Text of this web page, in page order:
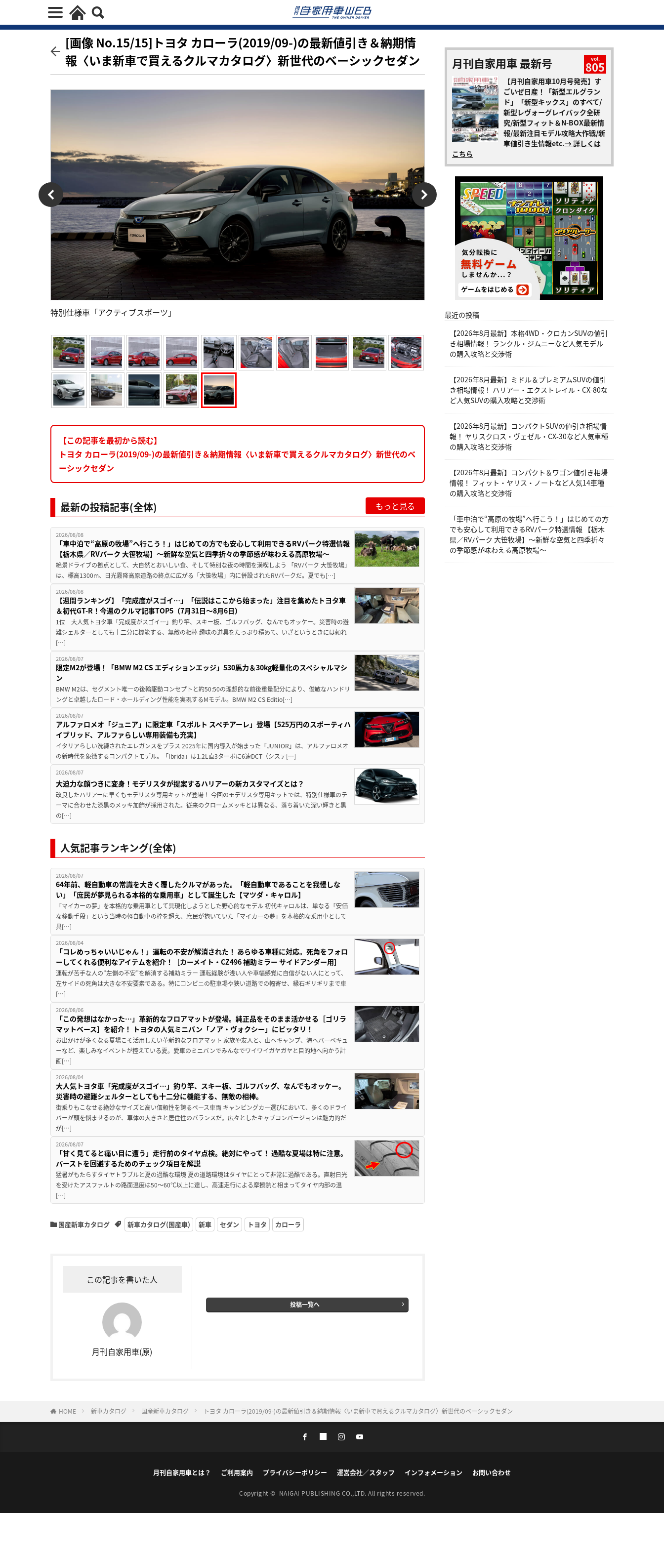
[画像 No.15/15]トヨタ カローラ(2019/09-)の最新値引き＆納期情
報〈いま新車で買えるクルマカタログ〉新世代のベーシックセダン
特別仕様車「アクティブスポーツ」
【この記事を最初から読む】
トヨタ カローラ(2019/09-)の最新値引き＆納期情報〈いま新車で買えるクルマカタログ〉新世代のベ
ーシックセダン
最新の投稿記事(全体) もっと見る
2026/08/08
「車中泊で“高原の牧場”へ行こう！」はじめての方でも安心して利用できるRVパーク特選情報
【栃木県／RVパーク 大笹牧場】～新鮮な空気と四季折々の季節感が味わえる高原牧場～
絶景ドライブの拠点として、大自然とおいしい食、そして特別な夜の時間を満喫しよう 「RVパーク 大笹牧場」
は、標高1300m、日光霧降高原道路の終点に広がる「大笹牧場」内に併設されたRVパークだ。夏でも[…]
2026/08/08
【週間ランキング】「完成度がスゴイ…」「伝説はここから始まった」注目を集めたトヨタ車
＆初代GT-R！今週のクルマ記事TOP5（7月31日〜8月6日）
1位 大人気トヨタ車「完成度がスゴイ…」釣り竿、スキー板、ゴルフバッグ、なんでもオッケー。災害時の避
難シェルターとしても十二分に機能する、無敵の相棒 趣味の道具をたっぷり積めて、いざというときには頼れ
[…]
2026/08/07
限定M2が登場！「BMW M2 CS エディションエッジ」530馬力＆30kg軽量化のスペシャルマシ
ン
BMW M2は、セグメント唯一の後輪駆動コンセプトと約50:50の理想的な前後重量配分により、俊敏なハンドリ
ングと卓越したロード・ホールディング性能を実現するMモデル。BMW M2 CS Editio[…]
2026/08/07
アルファロメオ「ジュニア」に限定車「スポルト スペチアーレ」登場【525万円のスポーティハ
イブリッド、アルファらしい専用装備も充実】
イタリアらしい洗練されたエレガンスをプラス 2025年に国内導入が始まった「JUNIOR」は、アルファロメオ
の新時代を象徴するコンパクトモデル。「Ibrida」は1.2L直3ターボに6速DCT（システ[…]
2026/08/07
大迫力な顔つきに変身！モデリスタが提案するハリアーの新カスタマイズとは？
改良したハリアーに早くもモデリスタ専用キットが登場！ 今回のモデリスタ専用キットでは、特別仕様車のテ
ーマに合わせた漆黒のメッキ加飾が採用された。従来のクロームメッキとは異なる、落ち着いた深い輝きと黒
の[…]
人気記事ランキング(全体)
2026/08/07
64年前、軽自動車の常識を大きく覆したクルマがあった。「軽自動車であることを我慢しな
い」「庶民が夢見られる本格的な乗用車」として誕生した【マツダ・キャロル】
「マイカーの夢」を本格的な乗用車として具現化しようとした野心的なモデル 初代キャロルは、単なる「安価
な移動手段」という当時の軽自動車の枠を超え、庶民が抱いていた「マイカーの夢」を本格的な乗用車として
具[…]
2026/08/04
「コレめっちゃいいじゃん！」運転の不安が解消された！ あらゆる車種に対応。死角をフォロ
ーしてくれる便利なアイテムを紹介！［カーメイト・CZ496 補助ミラー サイドアンダー用］
運転が苦手な人の”左側の不安”を解消する補助ミラー 運転経験が浅い人や車幅感覚に自信がない人にとって、
左サイドの死角は大きな不安要素である。特にコンビニの駐車場や狭い道路での幅寄せ、縁石ギリギリまで車
[…]
2026/08/06
「この発想はなかった…」革新的なフロアマットが登場。純正品をそのまま活かせる［ゴリラ
マットベース］を紹介！ トヨタの人気ミニバン「ノア・ヴォクシー」にピッタリ！
お出かけが多くなる夏場こそ活用したい革新的なフロアマット 家族や友人と、山へキャンプ、海へバーベキュ
ーなど、楽しみなイベントが控えている夏。愛車のミニバンでみんなでワイワイガヤガヤと目的地へ向かう計
画[…]
2026/08/04
大人気トヨタ車「完成度がスゴイ…」釣り竿、スキー板、ゴルフバッグ、なんでもオッケー。
災害時の避難シェルターとしても十二分に機能する、無敵の相棒。
街乗りもこなせる絶妙なサイズと高い信頼性を誇るベース車両 キャンピングカー選びにおいて、多くのドライ
バーが頭を悩ませるのが、車体の大きさと居住性のバランスだ。広々としたキャブコンバージョンは魅力的だ
が[…]
2026/08/07
「甘く見てると痛い目に遭う」走行前のタイヤ点検。絶対にやって！ 過酷な夏場は特に注意。
バーストを回避するためのチェック項目を解説
猛暑がもたらすタイヤトラブルと夏の過酷な環境 夏の道路環境はタイヤにとって非常に過酷である。直射日光
を受けたアスファルトの路面温度は50〜60℃以上に達し、高速走行による摩擦熱と相まってタイヤ内部の温
[…]
国産新車カタログ 新車カタログ(国産車) 新車 セダン トヨタ カローラ
この記事を書いた人
月刊自家用車(原)
投稿一覧へ
月刊自家用車 最新号 vol.
805
【月刊自家用車10月号発売】す
ごいぜ日産！「新型エルグラン
ド」「新型キックス」のすべて/
新型レヴォーグレイバック全研
究/新型フィット＆N-BOX最新情
報/最新注目モデル攻略大作戦/新
車値引き生情報etc.→ 詳しくは
こちら
最近の投稿
【2026年8月最新】本格4WD・クロカンSUVの値引
き相場情報！ ランクル・ジムニーなど人気モデル
の購入攻略と交渉術
【2026年8月最新】ミドル＆プレミアムSUVの値引
き相場情報！ ハリアー・エクストレイル・CX-80な
ど人気SUVの購入攻略と交渉術
【2026年8月最新】コンパクトSUVの値引き相場情
報！ ヤリスクロス・ヴェゼル・CX-30など人気車種
の購入攻略と交渉術
【2026年8月最新】コンパクト＆ワゴン値引き相場
情報！ フィット・ヤリス・ノートなど人気14車種
の購入攻略と交渉術
「車中泊で“高原の牧場”へ行こう！」はじめての方
でも安心して利用できるRVパーク特選情報 【栃木
県／RVパーク 大笹牧場】～新鮮な空気と四季折々
の季節感が味わえる高原牧場～
HOME 新車カタログ 国産新車カタログ トヨタ カローラ(2019/09-)の最新値引き＆納期情報〈いま新車で買えるクルマカタログ〉新世代のベーシックセダン
月刊自家用車とは？ ご利用案内 プライバシーポリシー 運営会社／スタッフ インフォメーション お問い合わせ
Copyright © NAIGAI PUBLISHING CO.,LTD. All rights reserved.